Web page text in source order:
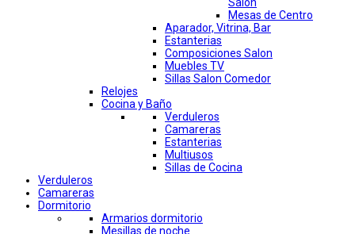
Salon
Mesas de Centro
Aparador, Vitrina, Bar
Estanterias
Composiciones Salon
Muebles TV
Sillas Salon Comedor
Relojes
Cocina y Baño
Verduleros
Camareras
Estanterias
Multiusos
Sillas de Cocina
Verduleros
Camareras
Dormitorio
Armarios dormitorio
Mesillas de noche